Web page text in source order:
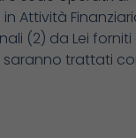
Attività
(2) da Lei
trattati